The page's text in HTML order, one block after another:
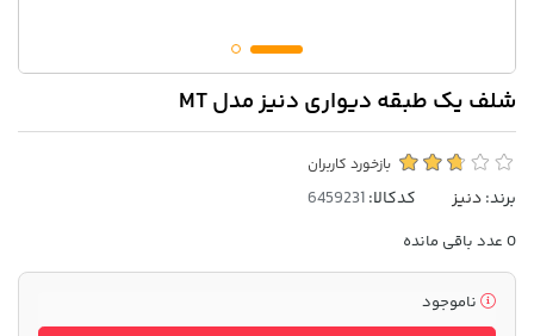
شلف یک طبقه دیواری دنیز مدل MT
بازخورد کاربران
برند:دنیز کدکالا:
0 عدد باقی مانده
ناموجود